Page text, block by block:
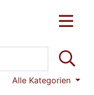
Alle Kategorien